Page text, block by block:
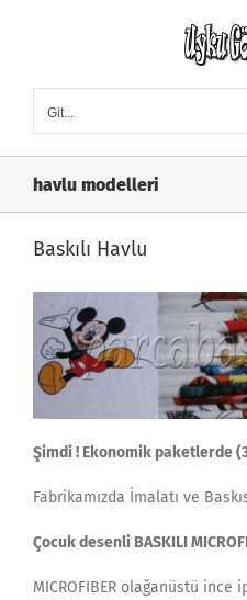
Git...
havlu modelleri
Baskılı Havlu
Şimdi ! Ekonomik paketlerde (3
Fabrikamızda İmalatı ve
Çocuk desenli BASKILI
MICROFIBER olağanüstü